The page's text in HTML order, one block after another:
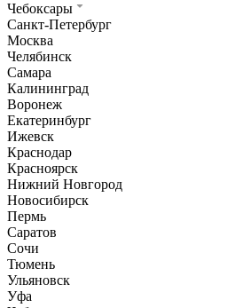
Чебоксары
Санкт-Петербург
Москва
Челябинск
Самара
Калининград
Воронеж
Екатеринбург
Ижевск
Краснодар
Красноярск
Нижний Новгород
Новосибирск
Пермь
Саратов
Сочи
Тюмень
Ульяновск
Уфа